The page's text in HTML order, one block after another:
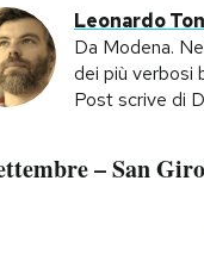
Leonardo
Da Modena.
dei più verbosi
Post scrive di
– San